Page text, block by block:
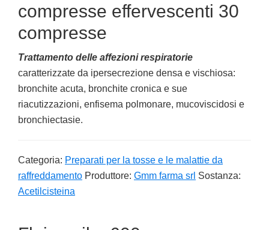
compresse effervescenti 30
compresse
Trattamento delle affezioni respiratorie
caratterizzate da ipersecrezione densa e vischiosa:
bronchite acuta, bronchite cronica e sue
riacutizzazioni, enfisema polmonare, mucoviscidosi e
bronchiectasie.
Categoria: Preparati per la tosse e le malattie da
raffreddamento Produttore: Gmm farma srl Sostanza:
Acetilcisteina